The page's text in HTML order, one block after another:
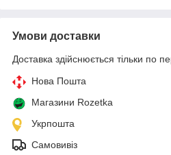
Умови доставки
Доставка здійснюється тільки по
Нова Пошта
Магазини Rozetka
Укрпошта
Самовивіз